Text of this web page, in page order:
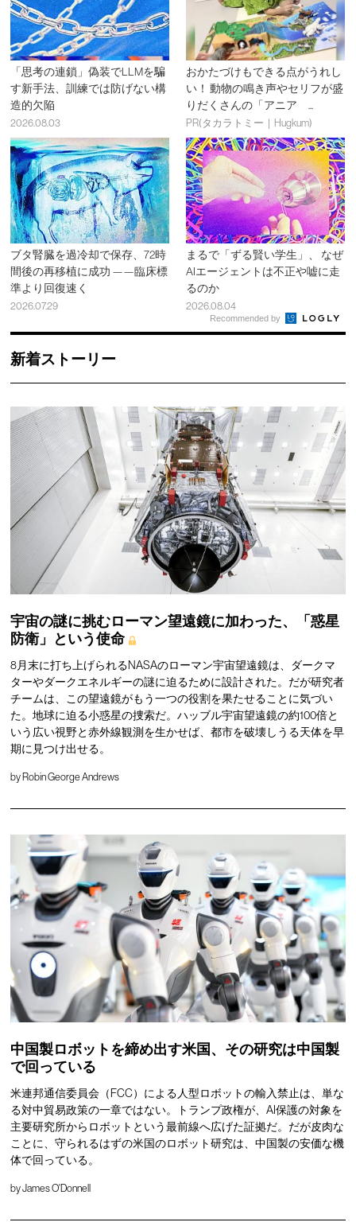
「思考の連鎖」偽装でLLMを騙
す新手法、訓練では防げない構
造的欠陥
2026.08.03
おかたづけもできる点がうれし
い！ 動物の鳴き声やセリフが盛
りだくさんの「アニア ...
PR(タカラトミー｜Hugkum)
ブタ腎臓を過冷却で保存、72時
間後の再移植に成功 ——臨床標
準より回復速く
2026.07.29
まるで「ずる賢い学生」、 なぜ
AIエージェントは不正や嘘に走
るのか
2026.08.04
Recommended by
新着ストーリー
宇宙の謎に挑むローマン望遠鏡に加わった、「惑星
防衛」という使命
8月末に打ち上げられるNASAのローマン宇宙望遠鏡は、ダークマ
ターやダークエネルギーの謎に迫るために設計された。だが研究者
チームは、この望遠鏡がもう一つの役割を果たせることに気づい
た。地球に迫る小惑星の捜索だ。ハッブル宇宙望遠鏡の約100倍と
いう広い視野と赤外線観測を生かせば、都市を破壊しうる天体を早
期に見つけ出せる。
byRobin George Andrews
中国製ロボットを締め出す米国、その研究は中国製
で回っている
米連邦通信委員会（FCC）による人型ロボットの輸入禁止は、単な
る対中貿易政策の一章ではない。トランプ政権が、AI保護の対象を
主要研究所からロボットという最前線へ広げた証拠だ。だが皮肉な
ことに、守られるはずの米国のロボット研究は、中国製の安価な機
体で回っている。
byJames O'Donnell